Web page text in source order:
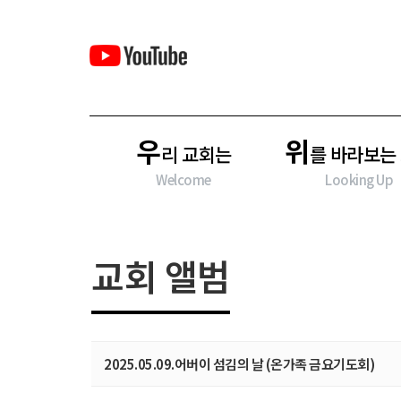
우리 교회는
Welcome
위를 바라보
Looking Up
교회 앨범
2025.05.09.어버이 섬김의 날 (온가족 금요기도회)